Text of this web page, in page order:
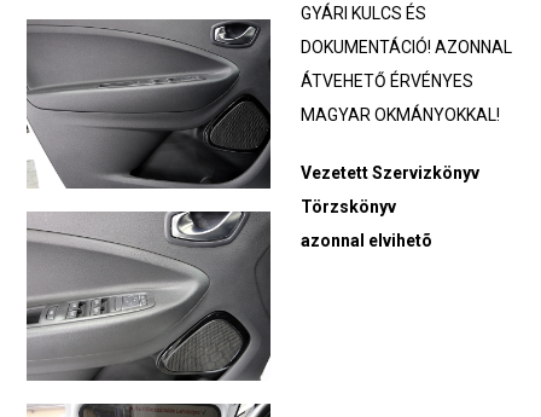
GYÁRI KULCS ÉS
DOKUMENTÁCIÓ! AZONNAL
ÁTVEHETŐ ÉRVÉNYES
MAGYAR OKMÁNYOKKAL!
Vezetett Szervizkönyv
Törzskönyv
azonnal elvihetõ